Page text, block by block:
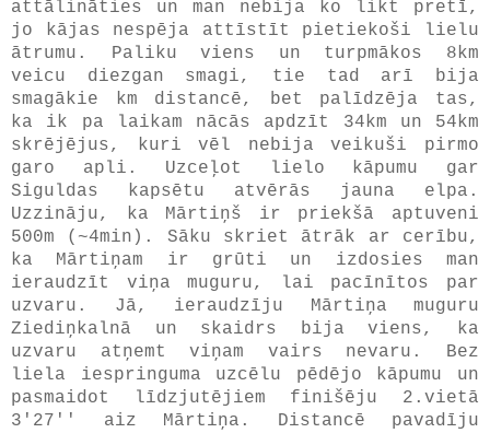
attālināties un man nebija ko likt pretī,
jo kājas nespēja attīstīt pietiekoši lielu
ātrumu. Paliku viens un turpmākos 8km
veicu diezgan smagi, tie tad arī bija
smagākie km distancē, bet palīdzēja tas,
ka ik pa laikam nācās apdzīt 34km un 54km
skrējējus, kuri vēl nebija veikuši pirmo
garo apli. Uzceļot lielo kāpumu gar
Siguldas kapsētu atvērās jauna elpa.
Uzzināju, ka Mārtiņš ir priekšā aptuveni
500m (~4min). Sāku skriet ātrāk ar cerību,
ka Mārtiņam ir grūti un izdosies man
ieraudzīt viņa muguru, lai pacīnītos par
uzvaru. Jā, ieraudzīju Mārtiņa muguru
Ziediņkalnā un skaidrs bija viens, ka
uzvaru atņemt viņam vairs nevaru. Bez
liela iespringuma uzcēlu pēdējo kāpumu un
pasmaidot līdzjutējiem finišēju 2.vietā
3'27'' aiz Mārtiņa. Distancē pavadīju